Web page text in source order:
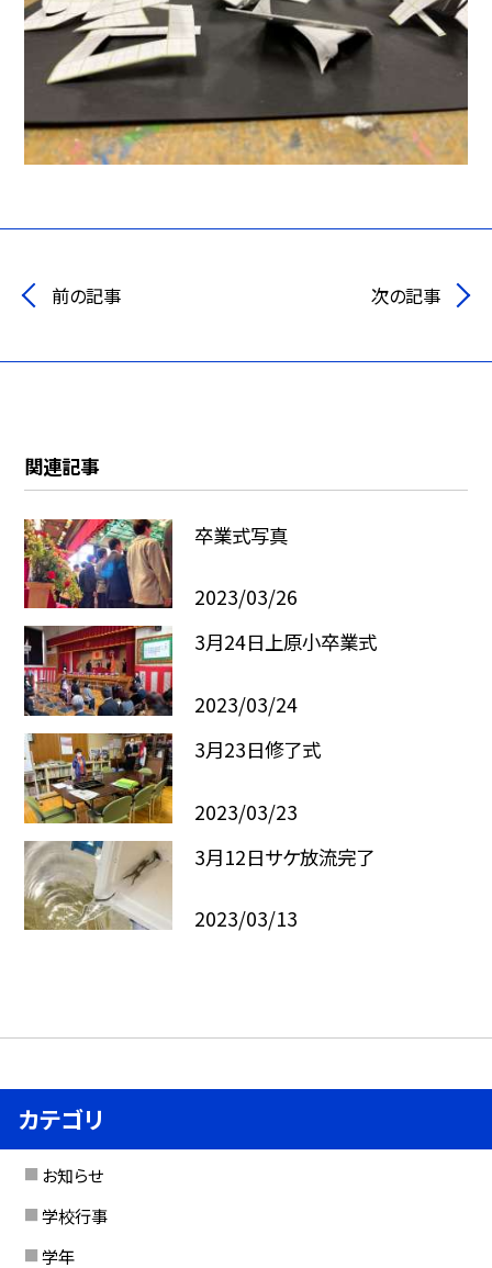
前の記事 次の記事
関連記事
卒業式写真
2023/03/26
3月24日上原小卒業式
2023/03/24
3月23日修了式
2023/03/23
3月12日サケ放流完了
2023/03/13
カテゴリ
お知らせ
学校行事
学年